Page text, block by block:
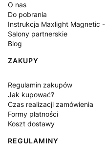
O nas
Do pobrania
Instrukcja Maxlight Magnetic
Salony partnerskie
Blog
ZAKUPY
Regulamin zakupów
Jak kupować?
Czas realizacji zamówienia
Formy płatności
Koszt dostawy
REGULAMINY